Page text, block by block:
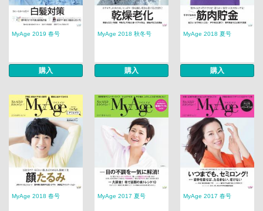
MyAge 2019 春号
購入
MyAge 2018 秋冬号
購入
MyAge 2018 夏号
購入
MyAge 2018 春号 MyAge 2017 夏号 MyAge 2017 春号